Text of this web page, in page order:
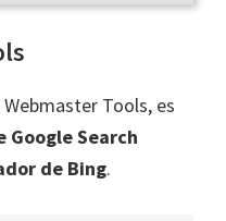
Tools, es
Google Search
de Bing.